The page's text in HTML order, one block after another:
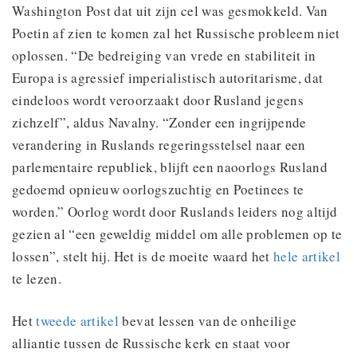
Washington Post dat uit zijn cel was gesmokkeld. Van
Poetin af zien te komen zal het Russische probleem niet
oplossen. “De bedreiging van vrede en stabiliteit in
Europa is agressief imperialistisch autoritarisme, dat
eindeloos wordt veroorzaakt door Rusland jegens
zichzelf”, aldus Navalny. “Zonder een ingrijpende
verandering in Ruslands regeringsstelsel naar een
parlementaire republiek, blijft een naoorlogs Rusland
gedoemd opnieuw oorlogszuchtig en Poetinees te
worden.” Oorlog wordt door Ruslands leiders nog altijd
gezien al “een geweldig middel om alle problemen op te
lossen”, stelt hij. Het is de moeite waard het hele artikel
te lezen.
Hettweede artikel bevat lessen van de onheilige
alliantie tussen de Russische kerk en staat voor